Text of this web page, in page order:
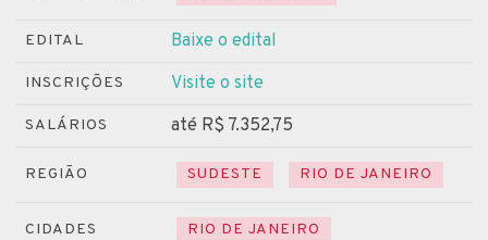
EDITAL Baixe o edital
INSCRIÇÕES Visite o site
SALÁRIOS até R$ 7.352,75
REGIÃO SUDESTE RIO DE JANEIRO
CIDADES RIO DE JANEIRO